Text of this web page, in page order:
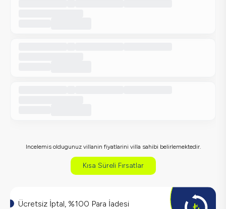
Incelemis oldugunuz villanin fiyatlarini villa sahibi belirlemektedir.
Kısa Süreli Fırsatlar
Ücretsiz İptal, %100 Para İadesi